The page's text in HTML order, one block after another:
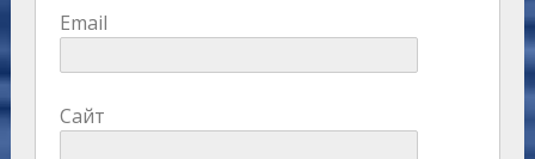
Email
Сайт